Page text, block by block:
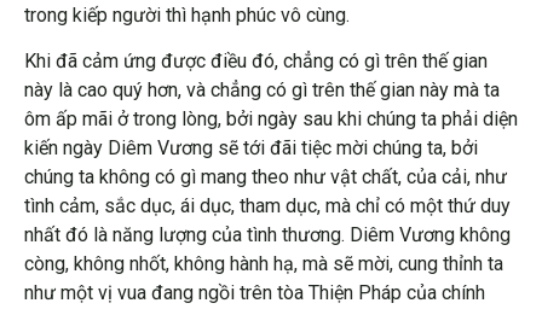
trong kiếp người thì hạnh phúc vô cùng.
Khi đã cảm ứng được điều đó, chẳng có gì trên thế gian
này là cao quý hơn, và chẳng có gì trên thế gian này mà ta
ôm ấp mãi ở trong lòng, bởi ngày sau khi chúng ta phải diện
kiến ngày Diêm Vương sẽ tới đãi tiệc mời chúng ta, bởi
chúng ta không có gì mang theo như vật chất, của cải, như
tình cảm, sắc dục, ái dục, tham dục, mà chỉ có một thứ duy
nhất đó là năng lượng của tình thương. Diêm Vương không
còng, không nhốt, không hành hạ, mà sẽ mời, cung thỉnh ta
như một vị vua đang ngồi trên tòa Thiện Pháp của chính